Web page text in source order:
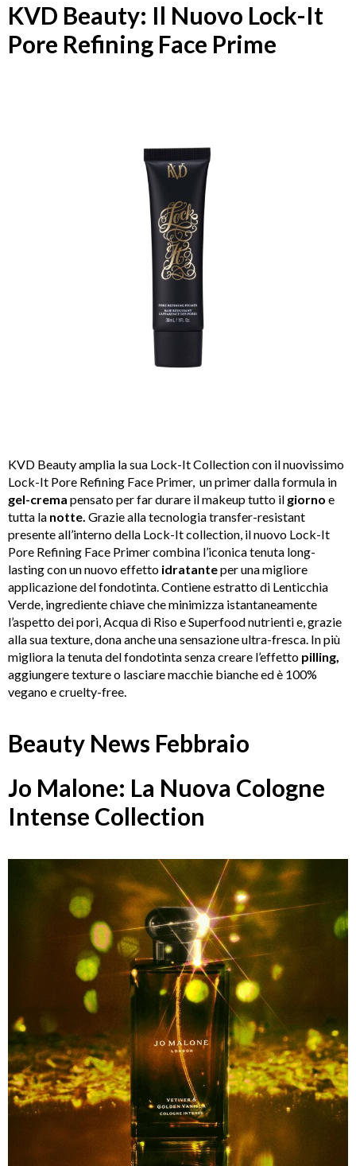
KVD Beauty: Il Nuovo Lock-It
Pore Refining Face Prime
KVD Beauty amplia la sua Lock-It Collection con il nuovissimo
Lock-It Pore Refining Face Primer, un primer dalla formula in
gel-crema pensato per far durare il makeup tutto il giorno e
tutta la notte. Grazie alla tecnologia transfer-resistant
presente all’interno della Lock-It collection, il nuovo Lock-It
Pore Refining Face Primer combina l’iconica tenuta long-
lasting con un nuovo effetto idratanteper una migliore
applicazione del fondotinta. Contiene estratto di Lenticchia
Verde, ingrediente chiave che minimizza istantaneamente
l’aspetto dei pori, Acqua di Riso e Superfood nutrienti e, grazie
alla sua texture, dona anche una sensazione ultra-fresca. In più
migliora la tenuta del fondotinta senza creare l’effetto pilling,
aggiungere texture o lasciare macchie bianche ed è 100%
vegano e cruelty-free.
Beauty News Febbraio
Jo Malone: La Nuova Cologne
Intense Collection